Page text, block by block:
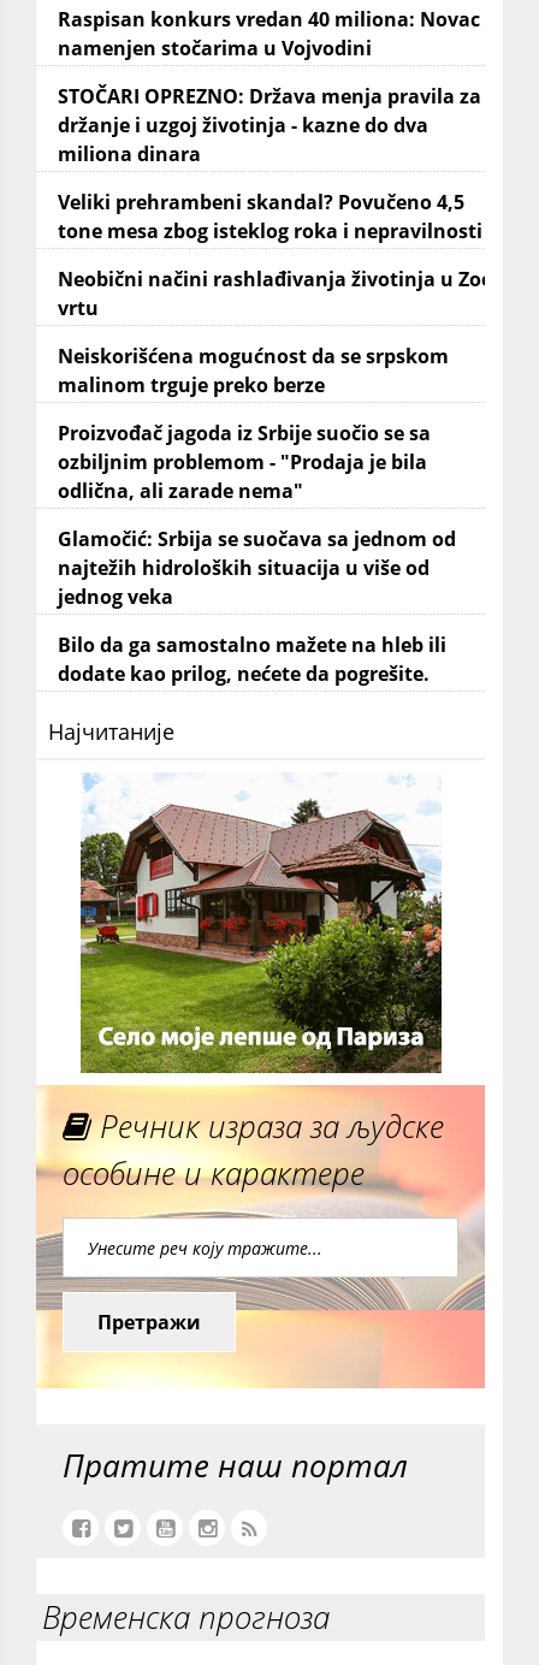
Raspisan konkurs vredan 40 miliona: Novac
namenjen stočarima u Vojvodini
STOČARI OPREZNO: Država menja pravila za
držanje i uzgoj životinja - kazne do dva
miliona dinara
Veliki prehrambeni skandal? Povučeno 4,5
tone mesa zbog isteklog roka i nepravilnosti
Neobični načini rashlađivanja životinja u Zoo
vrtu
Neiskorišćena mogućnost da se srpskom
malinom trguje preko berze
Proizvođač jagoda iz Srbije suočio se sa
ozbiljnim problemom - "Prodaja je bila
odlična, ali zarade nema"
Glamočić: Srbija se suočava sa jednom od
najtežih hidroloških situacija u više od
jednog veka
Bilo da ga samostalno mažete na hleb ili
dodate kao prilog, nećete da pogrešite.
Најчитаније
Речник израза за људске
особине и карактере
Претражи
Пратите наш портал
Временска прогноза